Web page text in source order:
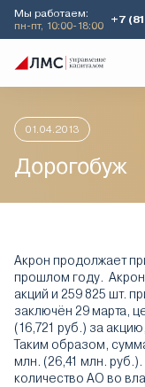
Мы работаем:
пн-пт, 10:00-18:00
+7
Главная Аналитика
01.04.2013
Дорогобуж
Акрон продолжает
прошлом году.
акций и 259 825 шт.
заключён 29 марта,
(16,721 руб.) за
Таким образом,
млн. (26,41 млн. руб.).
количество АО во